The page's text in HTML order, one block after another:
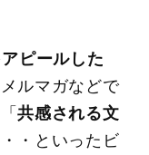
アピールした
ルマガなどで
「共感される文
・といったビ